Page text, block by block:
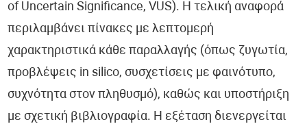
of Uncertain Significance, VUS). Η τελική αναφορά
περιλαμβάνει πίνακες με λεπτομερή
χαρακτηριστικά κάθε παραλλαγής (όπως ζυγωτία,
προβλέψεις in silico, συσχετίσεις με φαινότυπο,
συχνότητα στον πληθυσμό), καθώς και υποστήριξη
με σχετική βιβλιογραφία. Η εξέταση διενεργείται